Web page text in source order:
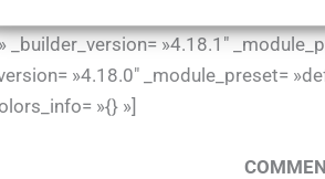
new.speg-guadeloupe.org/wp-
_builder_version= »4.18.1″
»4.18.0″ _module_preset=
»{} »]